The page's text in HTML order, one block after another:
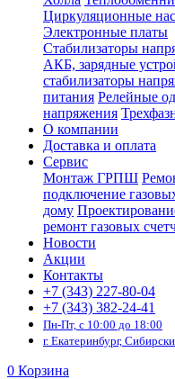
Циркуляционные
Электронные платы
Стабилизаторы
АКБ, зарядные
стабилизаторы
питания Релейные
напряжения
О компании
Доставка и оплата
Сервис
Монтаж ГРПШ
подключение
дому
ремонт газовых
Новости
Акции
Контакты
+7 (343) 227-80-04
+7 (343) 382-24-41
Пн-Пт, с 10:00 до 18:00
г. Екатеринбург,
0 Корзина